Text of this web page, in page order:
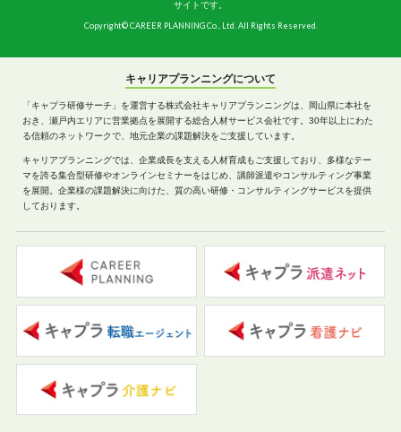
サイトです。
Copyright© CAREER PLANNING Co., Ltd. All Rights Reserved.
キャリアプランニングについて
「キャプラ研修サーチ」を運営する株式会社キャリアプランニングは、岡山県に本社を
おき、瀬戸内エリアに営業拠点を展開する総合人材サービス会社です。30年以上にわた
る信頼のネットワークで、地元企業の課題解決をご支援しています。
キャリアプランニングでは、企業成長を支える人材育成もご支援しており、多様なテー
マを誇る集合型研修やオンラインセミナーをはじめ、講師派遣やコンサルティング事業
を展開。企業様の課題解決に向けた、質の高い研修・コンサルティングサービスを提供
しております。